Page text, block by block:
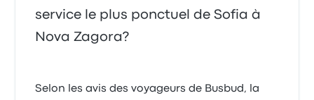
service le plus ponctuel de Sofia à
Nova Zagora?
Selon les avis des voyageurs de Busbud, la